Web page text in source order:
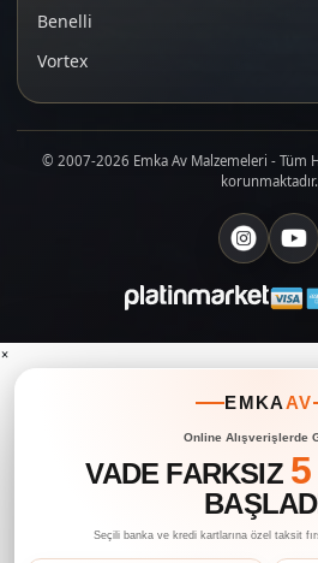
Benelli
Vortex
© 2007-2026 Emka Av Malzemeleri - Tüm
korunmaktadır.
×
EMKAAV
Online Alışverişlerde
VADE FARKSIZ
Seçili banka ve kredi kartlarına özel taksit